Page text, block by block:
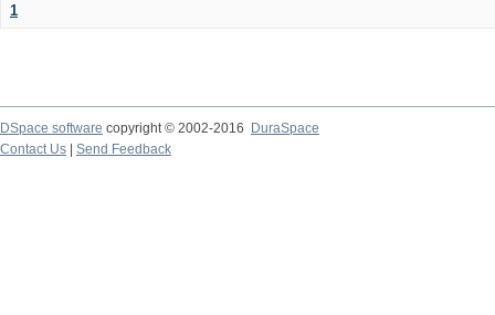
1
DSpace software copyright © 2002-2016
DuraSpace
Contact Us
Send Feedback